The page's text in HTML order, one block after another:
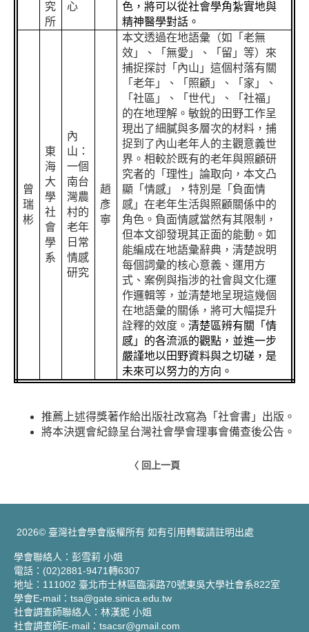
究
所
心
色，將可以從社會學角紮實地與
精神醫學對話。
曾
瑞
彬
東
海
大
學
社
會
學
系
內
山：
一個
南台
灣農
村的
老年
日常
情感
研究
趙
彥
寧
本文透過在地語彙（如「老無
效」、「無愛」、「留」等）來
捕捉探討「內山」這個村落有關
「老年」、「照顧」、「家」、
「社區」、「世代」、「社福」
的在地理解。敏銳的田野工作呈
現出了細膩與多層次的材料，捕
捉到了內山老年人的主觀意義世
界。相較於既有的老年與照顧研
究者的「理性」論取向，本文凸
顯「情感」，特別是「負面情
感」在老年生活與照顧關係中的
角色。負面情感當然有其限制，
但本文卻發現其正面的能動。如
能編成在地語彙辭典，清楚說明
每個詞彙的核心意義、運用方
式、案例與指涉的社會與文化運
作邏輯等，並清楚地呈現這幾個
在地語彙的關係，將可大幅提升
詮釋的效度。清楚區辨有關「情
感」的各流派的觀點，並進一步
嚴謹地以田野資料與之切磋，是
未來可以努力的方向。
推薦上述得獎著作給出版社改寫為「社會書」出版。
將本決選會紀錄呈台灣社會學會理事會備查後公告。
〈 回上一頁
2026© 臺灣社會學會版權所有 如有引用轉載請註明出處
學會聯絡人：彭雪莉 小姐
電話：(02)2881-9471轉6307
地址：111002 臺北市士林區臨溪路70號東吳大學社會系822室
學會E-mail：tsa@gate.sinica.edu.tw
社會調查師聯絡人：林漢妮 小姐
社會調查師E-mail：tsacsr@gmail.com